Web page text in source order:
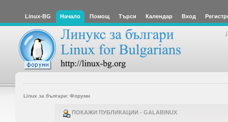
Linux-BG Начало Помощ Търси Календар Вход
Linux за българи: Форуми
ПОКАЖИ ПУБЛИКАЦИИ - GALABINUX